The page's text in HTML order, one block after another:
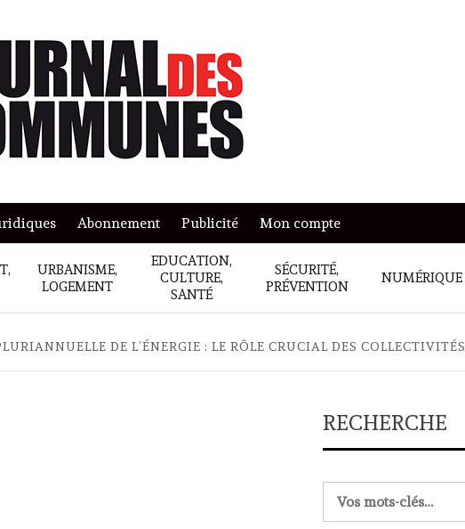
Abonnement Publicité Mon compte
URBANISME,
LOGEMENT
EDUCATION,
CULTURE,
SANTÉ
SÉCURITÉ,
PRÉVENTION
NUMÉRIQUE
DE L’ÉNERGIE : LE RÔLE CRUCIAL DES COLLECTIVITÉS
RECHERCHE